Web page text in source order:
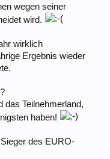
wegen seiner
wird.
wirklich
Ergebnis wieder
das Teilnehmerland,
haben!
des EURO-